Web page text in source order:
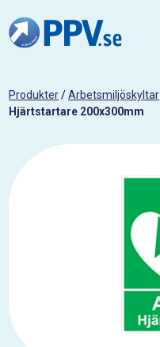
Produkter/Arbetsmiljöskyltar
Hjärtstartare 200x300mm